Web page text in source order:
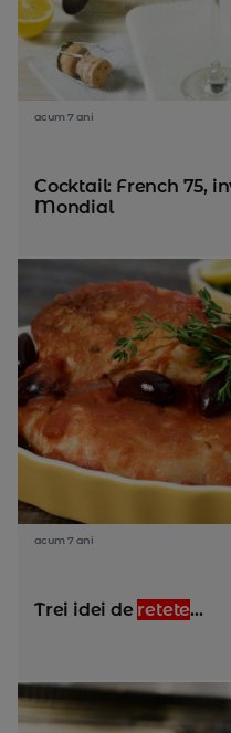
acum 7 ani
Cocktail: French 75,
Mondial
acum 7 ani
Trei idei de retete...